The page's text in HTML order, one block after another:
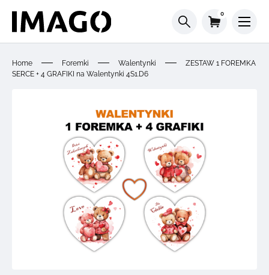
0
Home Foremki Walentynki
ZESTAW 1 FOREMKA
SERCE + 4 GRAFIKI na Walentynki 4S1.D6